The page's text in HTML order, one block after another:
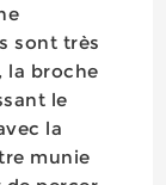
sont très
la broche
le
la
munie